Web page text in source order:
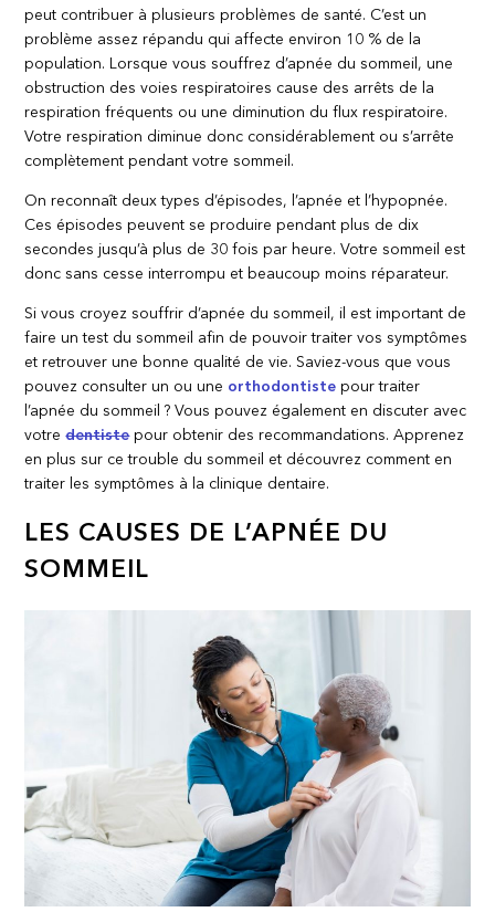
peut contribuer à plusieurs problèmes de santé. C’est un
problème assez répandu qui affecte environ 10 % de la
population. Lorsque vous souffrez d’apnée du sommeil, une
obstruction des voies respiratoires cause des arrêts de la
respiration fréquents ou une diminution du flux respiratoire.
Votre respiration diminue donc considérablement ou s’arrête
complètement pendant votre sommeil.
On reconnaît deux types d’épisodes, l’apnée et l’hypopnée.
Ces épisodes peuvent se produire pendant plus de dix
secondes jusqu’à plus de 30 fois par heure. Votre sommeil est
donc sans cesse interrompu et beaucoup moins réparateur.
Si vous croyez souffrir d’apnée du sommeil, il est important de
faire un test du sommeil afin de pouvoir traiter vos symptômes
et retrouver une bonne qualité de vie. Saviez-vous que vous
pouvez consulter un ou une orthodontiste pour traiter
l’apnée du sommeil ? Vous pouvez également en discuter avec
votredentistepour obtenir des recommandations. Apprenez
en plus sur ce trouble du sommeil et découvrez comment en
traiter les symptômes à la clinique dentaire.
LES CAUSES DE L’APNÉE DU
SOMMEIL